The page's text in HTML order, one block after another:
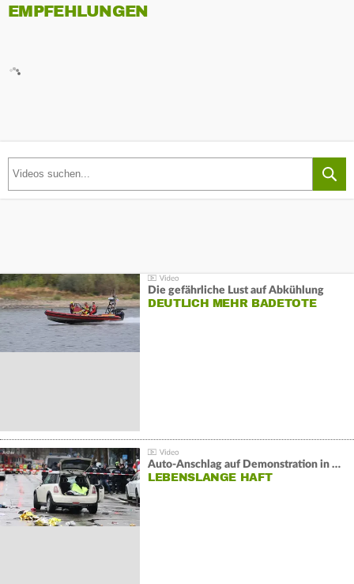
EMPFEHLUNGEN
Die gefährliche Lust auf Abkühlung
DEUTLICH MEHR BADETOTE
Auto-Anschlag auf Demonstration in München:
LEBENSLANGE HAFT